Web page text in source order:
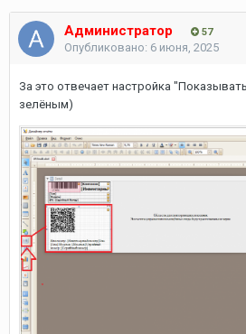
Администратор 57
Опубликовано: 6 июня, 2025
За это отвечает настройка
зелёным)